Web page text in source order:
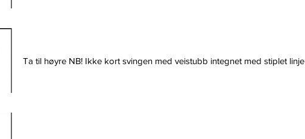
Ta til høyre NB! Ikke kort svingen med veistubb integnet med stiplet linje